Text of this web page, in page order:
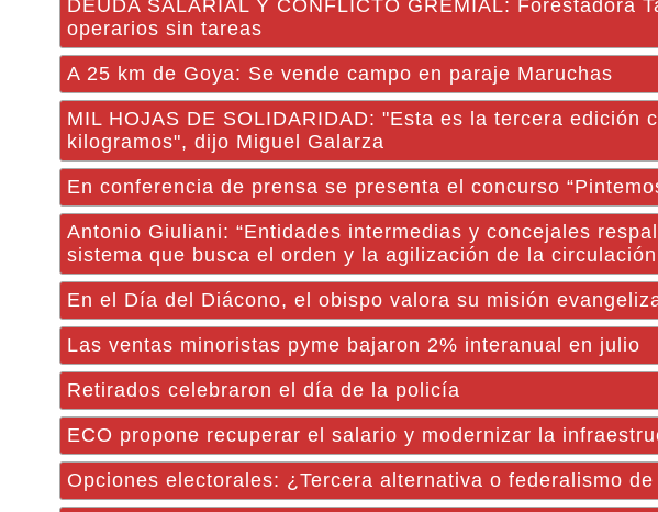
DEUDA SALARIAL Y CONFLICTO GREMIAL: Forestadora
operarios sin tareas
A 25 km de Goya: Se vende campo en paraje Maruchas
MIL HOJAS DE SOLIDARIDAD: "Esta es la tercera edición
kilogramos", dijo Miguel Galarza
En conferencia de prensa se presenta el concurso
Antonio Giuliani: “Entidades intermedias y concejales
sistema que busca el orden y la agilización de la
En el Día del Diácono, el obispo valora su misión
Las ventas minoristas pyme bajaron 2% interanual en julio
Retirados celebraron el día de la policía
ECO propone recuperar el salario y modernizar la
Opciones electorales: ¿Tercera alternativa o federalismo